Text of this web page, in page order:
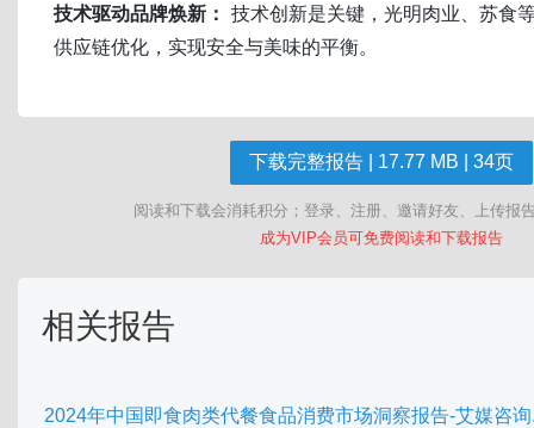
技术驱动品牌焕新： 技术创新是关键，光明肉业、苏食
供应链优化，实现安全与美味的平衡。
下载完整报告 | 17.77 MB | 34页
阅读和下载会消耗积分；登录、注册、邀请好友、上传报
成为VIP会员可免费阅读和下载报告
相关报告
2024年中国即食肉类代餐食品消费市场洞察报告-艾媒咨